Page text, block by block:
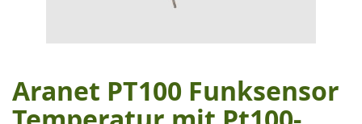
Zum
Anfang
Aranet PT100 Funksensor